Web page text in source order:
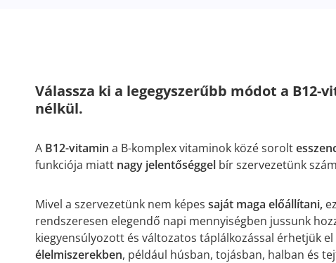
Válassza ki a legegyszerűbb módot a
nélkül.
A B12-vitamin a B-komplex vitaminok közé sorolt
funkciója miatt nagy jelentőséggel bír szervezetünk
Mivel a szervezetünk nem képes saját maga előállítani,
rendszeresen elegendő napi mennyiségben jussunk
kiegyensúlyozott és változatos táplálkozással érhetjük
élelmiszerekben, például húsban, tojásban, halban és